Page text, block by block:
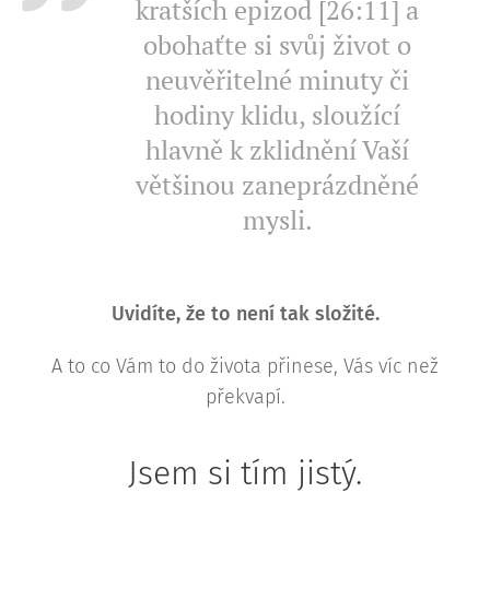
kratších epizod [26:11] a
obohaťte si svůj život o
neuvěřitelné minuty či
hodiny klidu, sloužící
hlavně k zklidnění Vaší
většinou zaneprázdněné
mysli.
Uvidíte, že to není tak složité.
A to co Vám to do života přinese, Vás víc než
překvapí.
Jsem si tím jistý.